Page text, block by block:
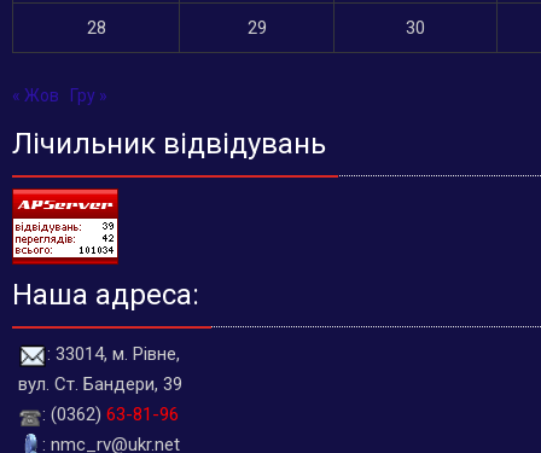
28 29 30
« Жов Гру »
Лічильник відвідувань
Наша адреса:
: 33014, м. Рівне,
вул. Ст. Бандери, 39
: (0362) 63-81-96
: nmc_rv@ukr.net